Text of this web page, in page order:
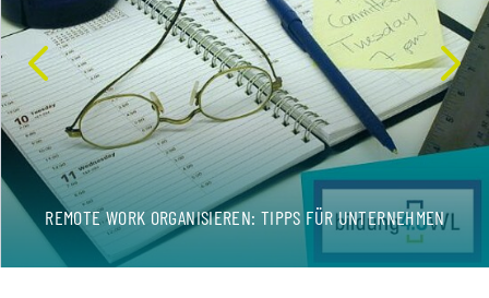
REMOTE WORK ORGANISIEREN: TIPPS FÜR UNTERNEHMEN